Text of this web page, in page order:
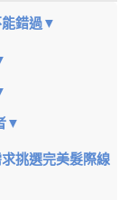
能錯過▼
▼
挑選完美髮際線